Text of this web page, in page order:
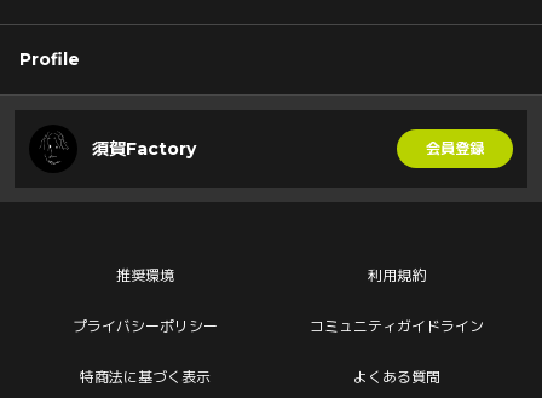
Profile
須賀Factory 会員登録
推奨環境 利用規約
プライバシーポリシー コミュニティガイドライン
特商法に基づく表示 よくある質問